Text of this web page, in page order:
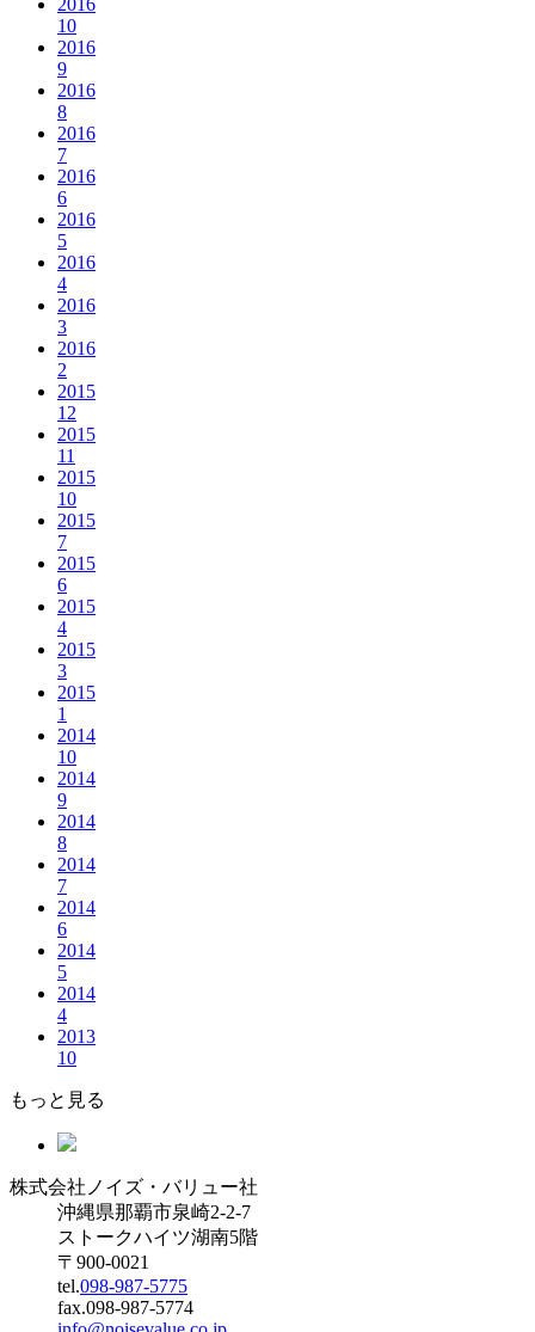
2016
10
2016
9
2016
8
2016
7
2016
6
2016
5
2016
4
2016
3
2016
2
2015
12
2015
11
2015
10
2015
7
2015
6
2015
4
2015
3
2015
1
2014
10
2014
9
2014
8
2014
7
2014
6
2014
5
2014
4
2013
10
もっと見る
株式会社ノイズ・バリュー社
沖縄県那覇市泉崎2-2-7
ストークハイツ湖南5階
〒900-0021
tel.098-987-5775
fax.098-987-5774